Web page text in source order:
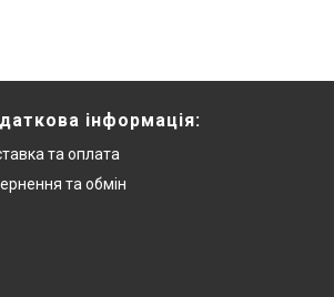
інформацiя:
та оплата
та обмiн